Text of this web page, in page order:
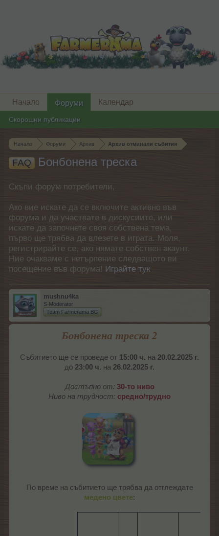
Начало Форуми Архив Архив отминали събития
FAQ Бонбонена треска
Скъпи форум потребители,
Ако вие искате да се включите активно във
форума и да участвате в дискусиите, или
искате да започнете своя собствена тема,
първо ще трябва да влезете в играта. Моля,
регистрирайте се, ако нямате собствен акаунт.
Ние очакваме с нетърпение следващото ви
посещение във форума! Играйте тук
mushnu4ka
S-Moderator
Team Farmerama BG
Бонбонена треска 2
Събитието ще се проведе от 15:00 ч. на 20.02.2025 г.
до 23:00 ч. на 26.02.2025 г.
Достъпно от: 30-то ниво
Ниво на трудност: средно/трудно
По време на събитието ще трябва да отглеждате
медено цвете:​
Начало Форуми
Скорошни публикации
Календар